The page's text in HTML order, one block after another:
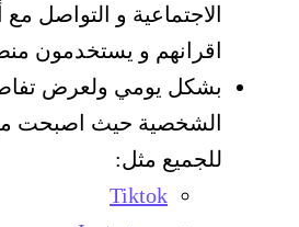
الاجتماعية و التواصل مع
اقرانهم و يستخدمون
بشكل يومي ولعرض
الشخصية حيث اصبحت
للجميع مثل:
Tiktok